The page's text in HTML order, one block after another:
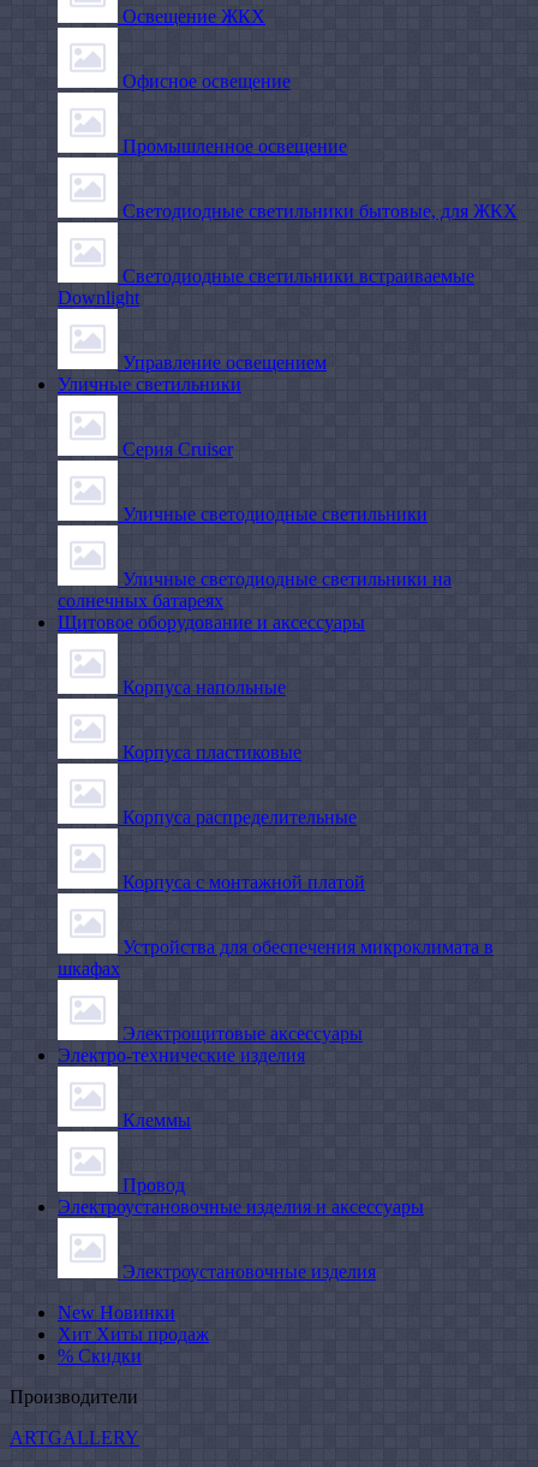
Освещение ЖКХ
Офисное освещение
Промышленное освещение
Светодиодные светильники бытовые, для ЖКХ
Светодиодные светильники встраиваемые
Downlight
Управление освещением
Уличные светильники
Серия Cruiser
Уличные светодиодные светильники
Уличные светодиодные светильники на
солнечных батареях
Щитовое оборудование и аксессуары
Корпуса напольные
Корпуса пластиковые
Корпуса распределительные
Корпуса с монтажной платой
Устройства для обеспечения микроклимата в
шкафах
Электрощитовые аксессуары
Электро-технические изделия
Клеммы
Провод
Электроустановочные изделия и аксессуары
Электроустановочные изделия
New Новинки
Хит Хиты продаж
% Скидки
Производители
ARTGALLERY